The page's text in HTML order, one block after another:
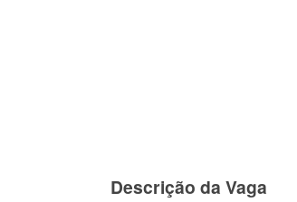
Descrição da Vaga